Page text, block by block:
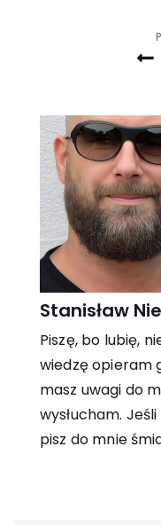
Stanisław
Piszę, bo lubię,
wiedzę opieram
masz uwagi do
wysłucham.
pisz do mnie